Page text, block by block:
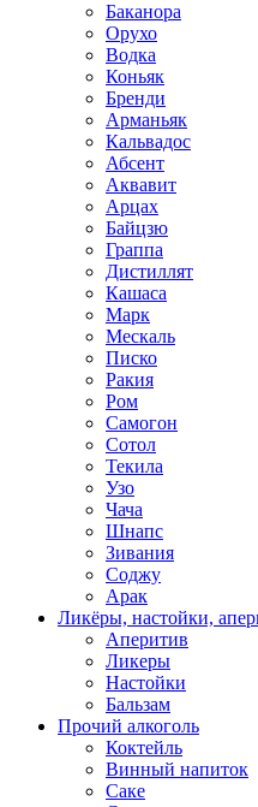
Баканора
Орухо
Водка
Коньяк
Бренди
Арманьяк
Кальвадос
Абсент
Аквавит
Арцах
Байцзю
Граппа
Дистиллят
Кашаса
Марк
Мескаль
Писко
Ракия
Ром
Самогон
Сотол
Текила
Узо
Чача
Шнапс
Зивания
Соджу
Арак
Ликёры, настойки,
Аперитив
Ликеры
Настойки
Бальзам
Прочий алкоголь
Коктейль
Винный напиток
Саке